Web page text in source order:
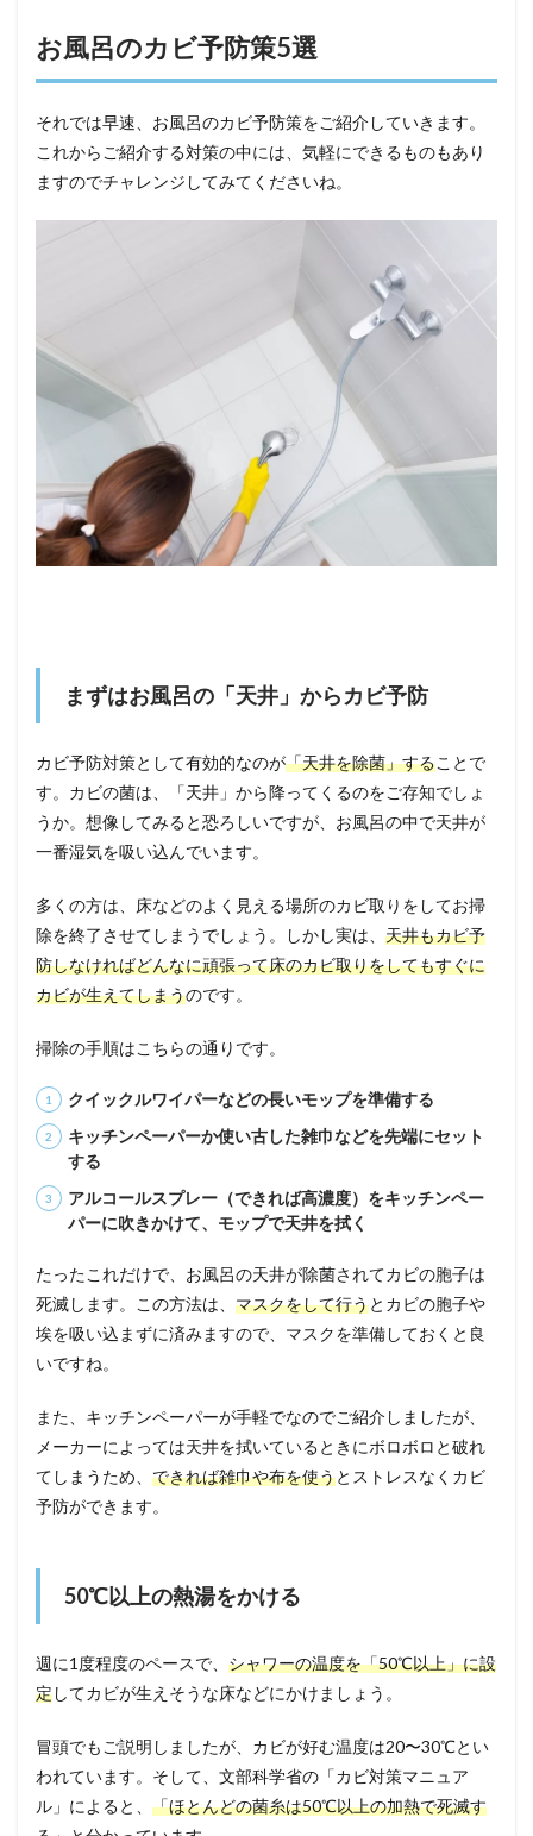
お風呂のカビ予防策5選
それでは早速、お風呂のカビ予防策をご紹介していきます。
これからご紹介する対策の中には、気軽にできるものもあり
ますのでチャレンジしてみてくださいね。
まずはお風呂の「天井」からカビ予防
カビ予防対策として有効的なのが「天井を除菌」することで
す。カビの菌は、「天井」から降ってくるのをご存知でしょ
うか。想像してみると恐ろしいですが、お風呂の中で天井が
一番湿気を吸い込んでいます。
多くの方は、床などのよく見える場所のカビ取りをしてお掃
除を終了させてしまうでしょう。しかし実は、 天井もカビ予
防しなければどんなに頑張って床のカビ取りをしてもすぐに
カビが生えてしまうのです。
掃除の手順はこちらの通りです。
クイックルワイパーなどの長いモップを準備する
キッチンペーパーか使い古した雑巾などを先端にセット
する
アルコールスプレー（できれば高濃度）をキッチンペー
パーに吹きかけて、モップで天井を拭く
たったこれだけで、お風呂の天井が除菌されてカビの胞子は
死滅します。この方法は、 マスクをして行うとカビの胞子や
埃を吸い込まずに済みますので、マスクを準備しておくと良
いですね。
また、キッチンペーパーが手軽でなのでご紹介しましたが、
メーカーによっては天井を拭いているときにボロボロと破れ
てしまうため、 できれば雑巾や布を使うとストレスなくカビ
予防ができます。
50℃以上の熱湯をかける
週に1度程度のペースで、 シャワーの温度を「50℃以上」に設
定してカビが生えそうな床などにかけましょう。
冒頭でもご説明しましたが、カビが好む温度は20〜30℃とい
われています。そして、文部科学省の「カビ対策マニュア
ル」によると、 「ほとんどの菌糸は50℃以上の加熱で死滅す